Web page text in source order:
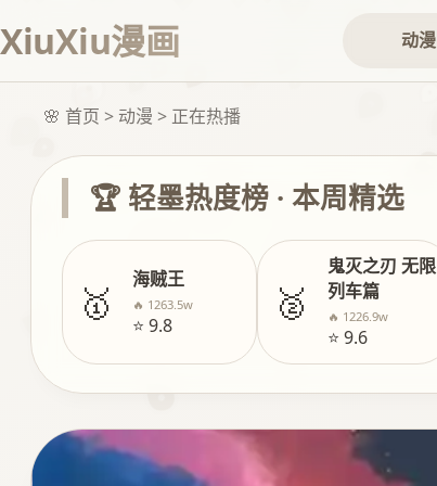
XiuXiu漫画 动漫
🌸 首页 > 动漫 > 正在热播
🏆 轻墨热度榜 · 本周精选
🥇 海贼王
🔥 1263.5w
⭐ 9.8 🥈
鬼灭之刃 无限
列车篇
🔥 1226.9w
⭐ 9.6